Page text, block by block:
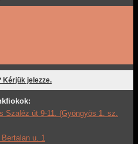
Kérjük jelezze.
Szaléz út 9-11. (Gyöngyös 1. sz.
u. 1